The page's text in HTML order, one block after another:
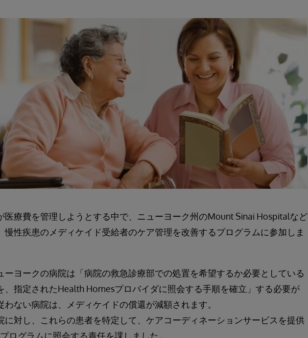
医療費を管理しようとする中で、ニューヨーク州のMount Sinai Hospitalなど
慢性疾患のメディケイド受給者のケア管理を改善するプログラムに参加しま
ーヨークの病院は「病院の救急診療部での処置を希望するか必要としている
、指定されたHealth Homesプロバイダに照会する手順を確立」する必要が
わない病院は、メディケイドの償還が減額されます。
に対し、これらの患者を特定して、ケアコーディネーションサービスを提供
ログラムに照会する責任を課しました。